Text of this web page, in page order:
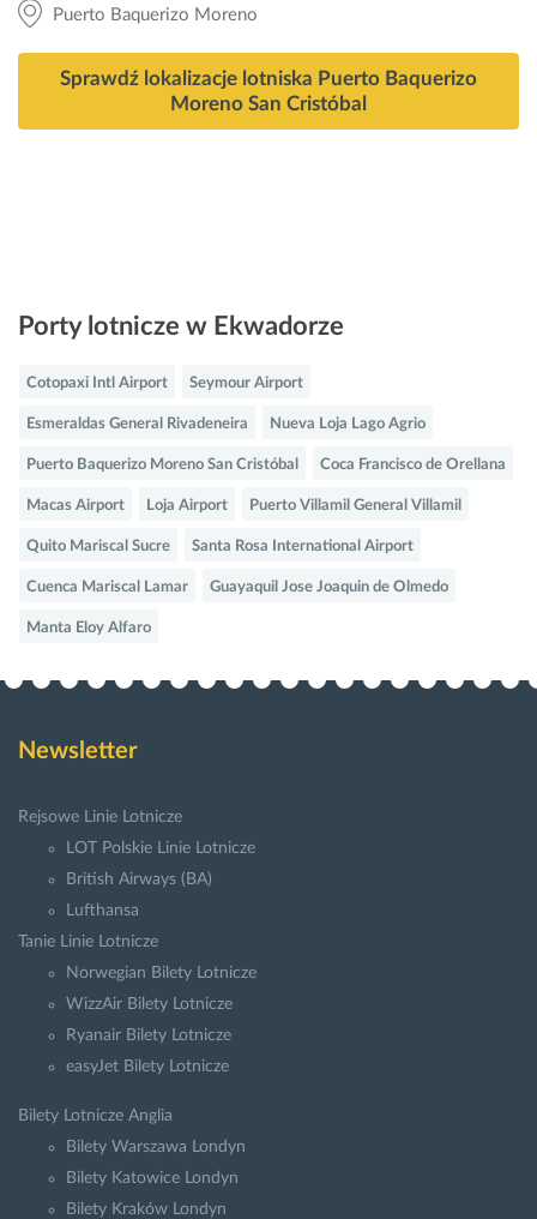
Puerto Baquerizo Moreno
Sprawdź lokalizacje lotniska Puerto Baquerizo
Moreno San Cristóbal
Porty lotnicze w Ekwadorze
Cotopaxi Intl Airport Seymour Airport
Esmeraldas General Rivadeneira Nueva Loja Lago Agrio
Puerto Baquerizo Moreno San Cristóbal Coca Francisco de Orellana
Macas Airport Loja Airport Puerto Villamil General Villamil
Quito Mariscal Sucre Santa Rosa International Airport
Cuenca Mariscal Lamar Guayaquil Jose Joaquin de Olmedo
Manta Eloy Alfaro
Newsletter
Rejsowe Linie Lotnicze
LOT Polskie Linie Lotnicze
British Airways (BA)
Lufthansa
Tanie Linie Lotnicze
Norwegian Bilety Lotnicze
WizzAir Bilety Lotnicze
Ryanair Bilety Lotnicze
easyJet Bilety Lotnicze
Bilety Lotnicze Anglia
Bilety Warszawa Londyn
Bilety Katowice Londyn
Bilety Kraków Londyn